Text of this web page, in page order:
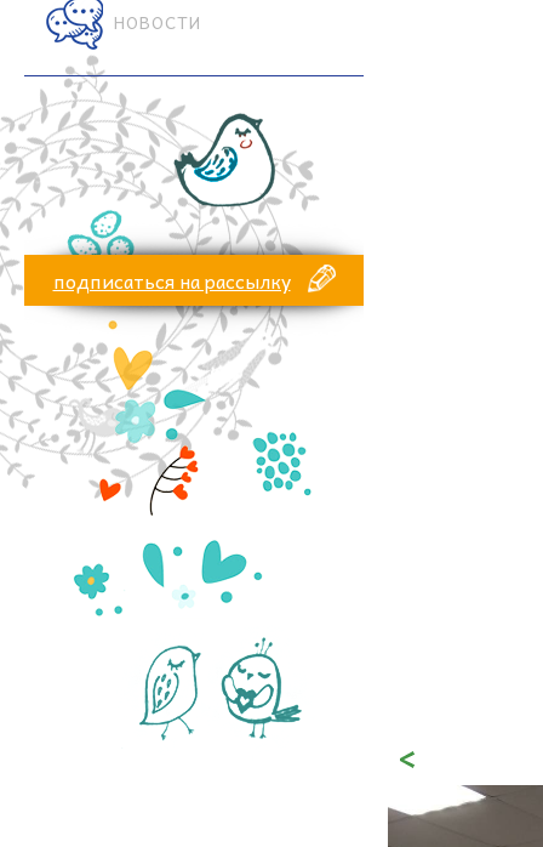
НОВОСТИ
подписаться на рассылку